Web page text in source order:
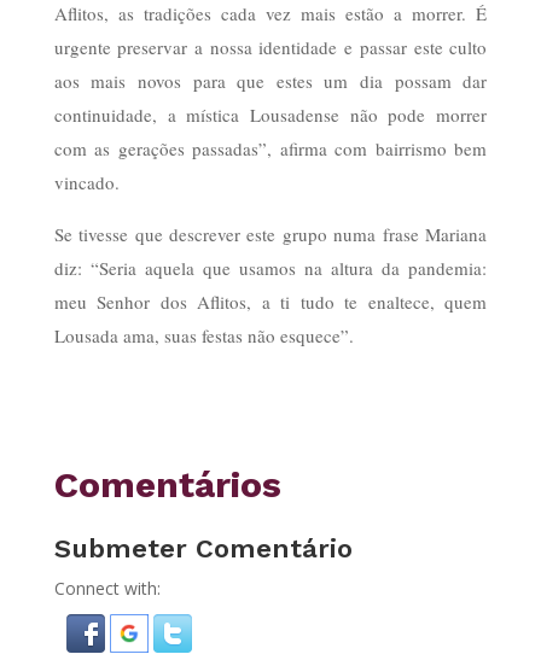
Aflitos, as tradições cada vez mais estão a morrer. É
urgente preservar a nossa identidade e passar este culto
aos mais novos para que estes um dia possam dar
continuidade, a mística Lousadense não pode morrer
com as gerações passadas”, afirma com bairrismo bem
vincado.
Se tivesse que descrever este grupo numa frase Mariana
diz: “Seria aquela que usamos na altura da pandemia:
meu Senhor dos Aflitos, a ti tudo te enaltece, quem
Lousada ama, suas festas não esquece”.
Comentários
Submeter Comentário
Connect with: